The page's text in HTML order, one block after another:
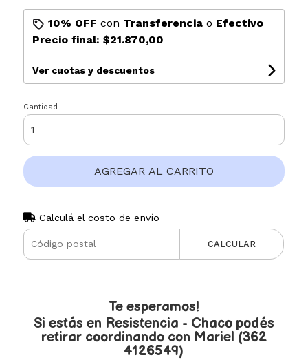
10% OFF con Transferenciao Efectivo
Precio final: $21.870,00
Ver cuotas y descuentos
Cantidad
AGREGAR AL CARRITO
Calculá el costo de envío
CALCULAR
Te esperamos!
Si estás en Resistencia - Chaco podés
retirar coordinando con Mariel (362
4126549)